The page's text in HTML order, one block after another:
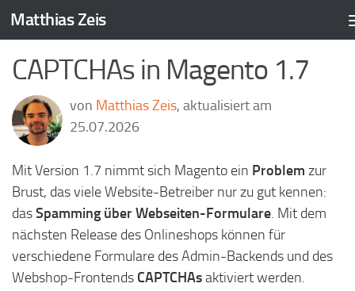
Zum Inhalt springen
Matthias Zeis
CAPTCHAs in Magento 1.7
von Matthias Zeis, aktualisiert am
25.07.2026
Mit Version 1.7 nimmt sich Magento ein Problem zur
Brust, das viele Website-Betreiber nur zu gut kennen:
dasSpamming über Webseiten-Formulare. Mit dem
nächsten Release des Onlineshops können für
verschiedene Formulare des Admin-Backends und des
Webshop-Frontends CAPTCHAsaktiviert werden.